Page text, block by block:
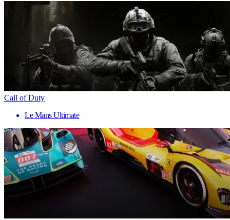
Call of Duty
Le Mans Ultimate